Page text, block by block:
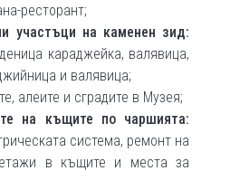
ресторант;
участъци на каменен зид:
караджейка, валявица,
и валявица;
алеите и сградите в Музея;
на къщите по чаршията:
система, ремонт на
в къщите и места за